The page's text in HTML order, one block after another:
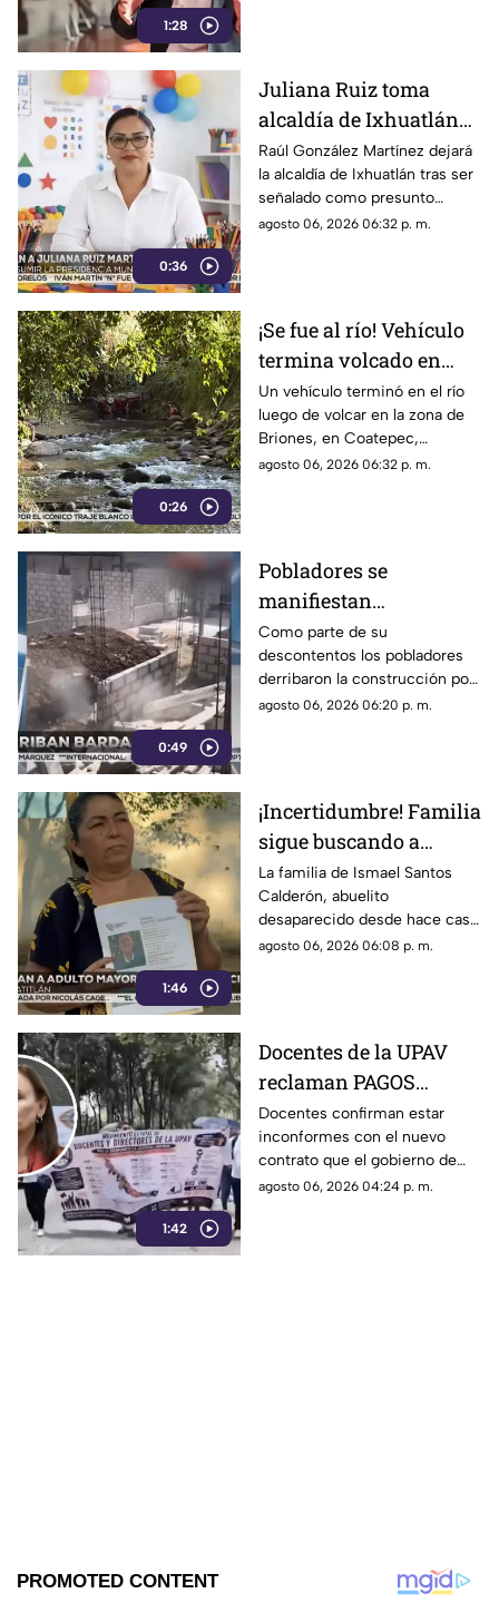
1:28
0:36
Juliana Ruiz toma
alcaldía de Ixhuatlán
para que Raúl González
enfrente investigación
por homicidio
Raúl González Martínez dejará
la alcaldía de Ixhuatlán tras ser
señalado como presunto
culpable por el homicidio de la
agosto 06, 2026 06:32 p. m.
0:26
¡Se fue al río! Vehículo
termina volcado en
Coatepec (+VIDEO)
Un vehículo terminó en el río
luego de volcar en la zona de
Briones, en Coatepec,
movilizando a elementos de
agosto 06, 2026 06:32 p. m.
0:49
Pobladores se
manifiestan
DERRIBANDO BARDA
tras desacuerdo con
construcción en
Veracruz [VIDEO]
Como parte de su
descontentos los pobladores
derribaron la construcción por
realizar los trabajos sin
agosto 06, 2026 06:20 p. m.
1:46
¡Incertidumbre! Familia
sigue buscando a
abuelito a casi un mes
de desaparecido en
Veracruz
La familia de Ismael Santos
Calderón, abuelito
desaparecido desde hace casi
un mes en Minatitlán,
agosto 06, 2026 06:08 p. m.
1:42
Docentes de la UPAV
reclaman PAGOS
PENDIENTES a Rocío
Nahle
Docentes confirman estar
inconformes con el nuevo
contrato que el gobierno de
Rocío Nahle les está
agosto 06, 2026 04:24 p. m.